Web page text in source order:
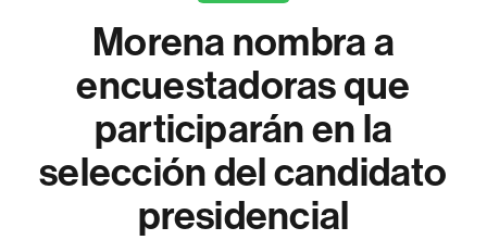
Morena nombra a
encuestadoras que
participarán en la
selección del candidato
presidencial